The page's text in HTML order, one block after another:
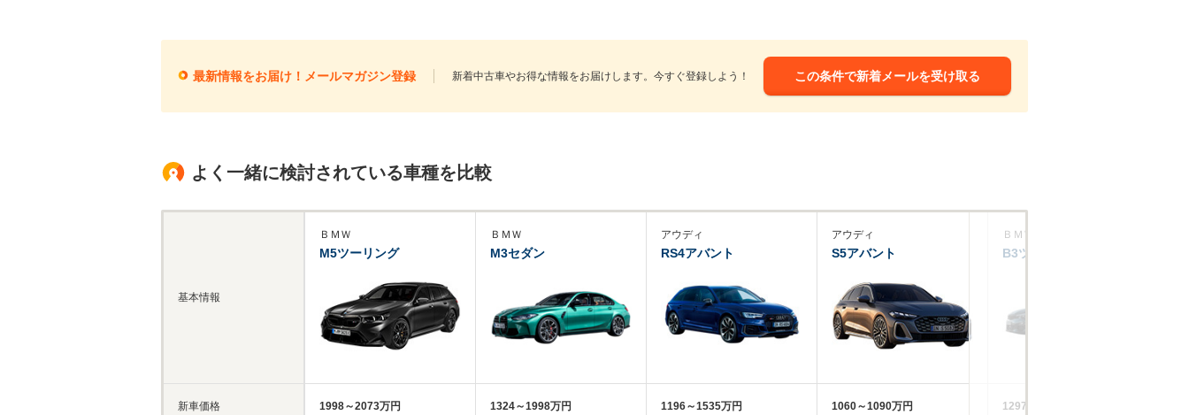
最新情報をお届け！メールマガジン登録 新着中古車やお得な情報をお届けします。今すぐ登録しよう！ この条件で新着メールを受け取る
よく一緒に検討されている車種を比較
基本情報
新車価格
ＢＭＷ
M5ツーリング
1998～2073万円
ＢＭＷ
M3セダン
1324～1998万円
アウディ
RS4アバント
1196～1535万円
アウディ
S5アバント
1060～1090万円
ＢＭＷアルピナ
B3ツーリング
1297万円